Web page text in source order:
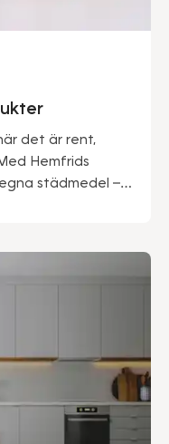
det är rent,
Hemfrids
städmedel –